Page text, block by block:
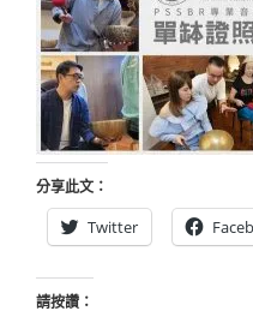
分享此文：
Twitter
請按讚：